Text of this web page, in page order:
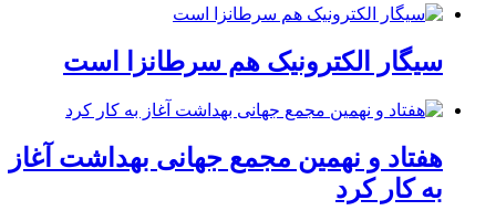
سیگار الکترونیک هم سرطانزا است
هفتاد و نهمین مجمع جهانی بهداشت آغاز
به کار کرد